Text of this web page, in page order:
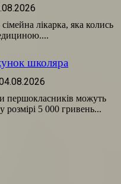
лікарка, яка колись
школяра
першокласників можуть
5 000 гривень...